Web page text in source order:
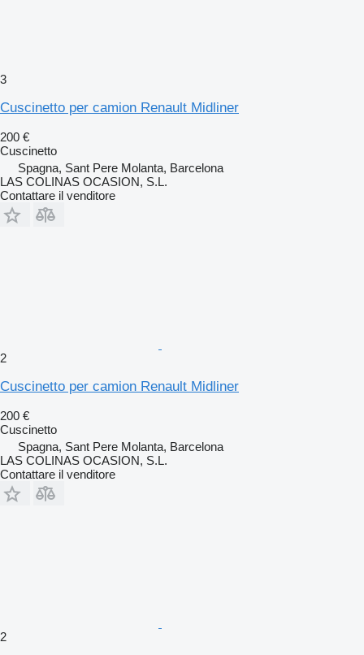
3
Cuscinetto per camion Renault Midliner
200 €
Cuscinetto
Spagna, Sant Pere Molanta, Barcelona
LAS COLINAS OCASION, S.L.
Contattare il venditore
2
Cuscinetto per camion Renault Midliner
200 €
Cuscinetto
Spagna, Sant Pere Molanta, Barcelona
LAS COLINAS OCASION, S.L.
Contattare il venditore
2